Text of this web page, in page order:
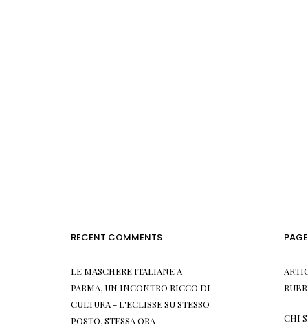
RECENT COMMENTS
LE MASCHERE ITALIANE A
PARMA, UN INCONTRO RICCO DI
CULTURA - L'ECLISSESUSTESSO
POSTO, STESSA ORA
CHI